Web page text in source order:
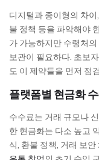
디지털과 종이형의 차
불 정책 등을 파악해야
가 가능하지만 수령처
보관이 필요하다. 초보
도 이 제약들을 먼저 점
플랫폼별 현금화
수수료는 거래 규모나
한 현금화는 다소 높고
식, 환불 정책, 거래 보